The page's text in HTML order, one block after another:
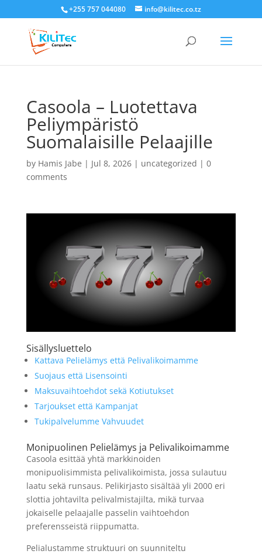
+255 757 044080 info@kilitec.co.tz
Casoola – Luotettava
Peliympäristö
Suomalaisille Pelaajille
by Hamis Jabe | Jul 8, 2026| uncategorized | 0
comments
Sisällysluettelo
Kattava Pelielämys että Pelivalikoimamme
Suojaus että Lisensointi
Maksuvaihtoehdot sekä Kotiutukset
Tarjoukset että Kampanjat
Tukipalvelumme Vahvuudet
Monipuolinen Pelielämys ja Pelivalikoimamme
Casoola esittää yhtä markkinoiden
monipuolisimmista pelivalikoimista, jossa sulautuu
laatu sekä runsaus. Pelikirjasto sisältää yli 2000 eri
slottia johtavilta pelivalmistajilta, mikä turvaa
jokaiselle pelaajalle passelin vaihtoehdon
preferensseistä riippumatta.
Pelialustamme struktuuri on suunniteltu